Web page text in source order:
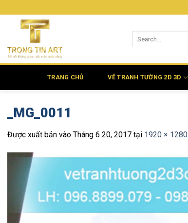
qua
TRANG CHỦ VẼ TRANH TƯỜNG 2D 3D
_MG_0011
Được xuất bản vào Tháng 6 20, 2017 tại 1920 × 1280